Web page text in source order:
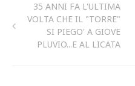
35 ANNI FA L'ULTIMA
VOLTA CHE IL "TORRE"
SI PIEGO' A GIOVE
PLUVIO...E AL LICATA